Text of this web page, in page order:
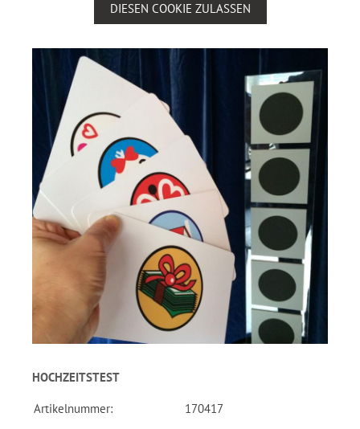
DIESEN COOKIE ZULASSEN
HOCHZEITSTEST
Artikelnummer: 170417